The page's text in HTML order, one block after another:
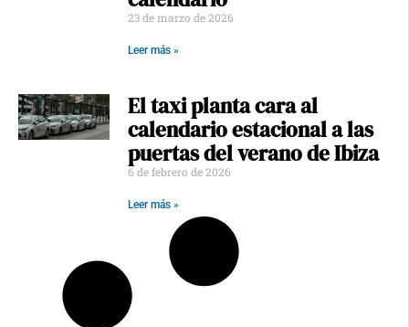
23 de marzo de 2026
Leer más »
El taxi planta cara al
calendario estacional a las
puertas del verano de Ibiza
6 de febrero de 2026
Leer más »